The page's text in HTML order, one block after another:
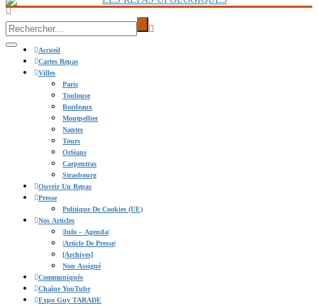
Accueil
Cartes Repas
Villes
Paris
Toulouse
Bordeaux
Montpellier
Nantes
Tours
Orléans
Carpentras
Strasbourg
Ouvrir Un Repas
Presse
Politique De Cookies (UE)
Nos Articles
|info – Agenda|
|Article De Presse|
[Archives]
Non Assigné
Communiqués
Chaîne YouTube
Expo Guy TARADE